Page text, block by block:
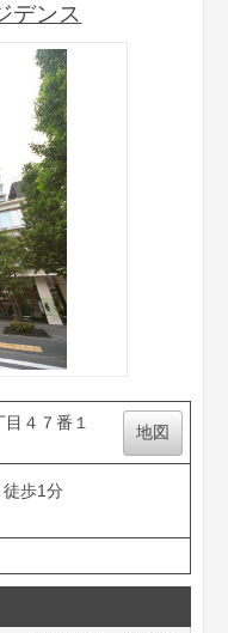
デンス
４７番１
地図
歩1分